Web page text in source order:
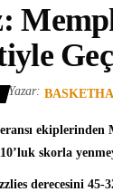
Yazar:
ekiplerinden
skorla
derecesini 45-